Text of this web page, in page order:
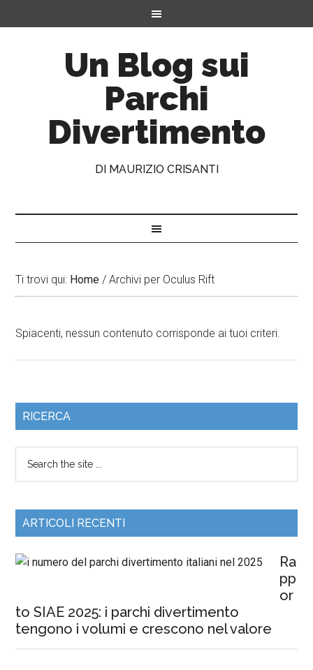
Un Blog sui
Parchi
Divertimento
DI MAURIZIO CRISANTI
Ti trovi qui: Home / Archivi per Oculus Rift
Spiacenti, nessun contenuto corrisponde ai tuoi criteri.
RICERCA
ARTICOLI RECENTI
Ra
pp
or
to SIAE 2025: i parchi divertimento
tengono i volumi e crescono nel valore